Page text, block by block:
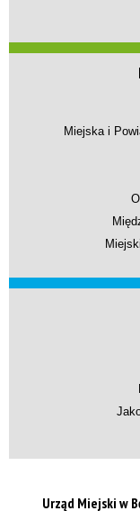
Miejska i
Urząd Miejski w